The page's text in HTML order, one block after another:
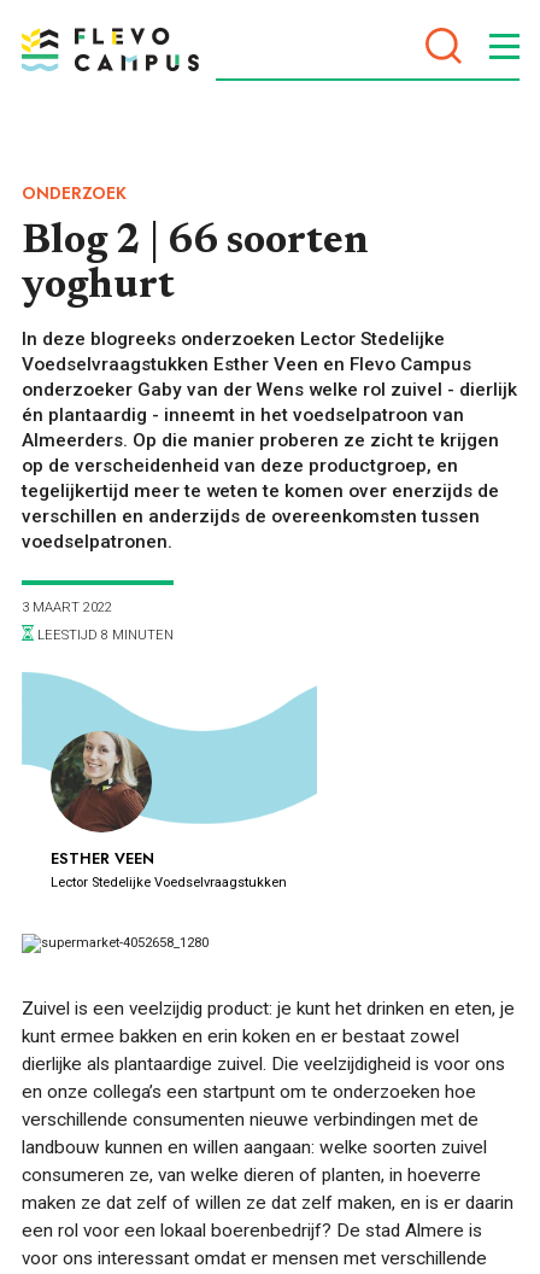
PROGRAMMA’S
VOOR WIE
ONTDEKKEN
FOOD PIONEERS
ONDERZOEK
Blog 2 | 66 soorten
yoghurt
In deze blogreeks onderzoeken Lector Stedelijke
Voedselvraagstukken Esther Veen en Flevo Campus
onderzoeker Gaby van der Wens welke rol zuivel - dierlijk
én plantaardig - inneemt in het voedselpatroon van
Almeerders. Op die manier proberen ze zicht te krijgen
op de verscheidenheid van deze productgroep, en
tegelijkertijd meer te weten te komen over enerzijds de
verschillen en anderzijds de overeenkomsten tussen
voedselpatronen.
3 MAART 2022
LEESTIJD 8 MINUTEN
ESTHER VEEN
Lector Stedelijke Voedselvraagstukken
Zuivel is een veelzijdig product: je kunt het drinken en eten, je
kunt ermee bakken en erin koken en er bestaat zowel
dierlijke als plantaardige zuivel. Die veelzijdigheid is voor ons
en onze collega’s een startpunt om te onderzoeken hoe
verschillende consumenten nieuwe verbindingen met de
landbouw kunnen en willen aangaan: welke soorten zuivel
consumeren ze, van welke dieren of planten, in hoeverre
maken ze dat zelf of willen ze dat zelf maken, en is er daarin
een rol voor een lokaal boerenbedrijf? De stad Almere is
voor ons interessant omdat er mensen met verschillende